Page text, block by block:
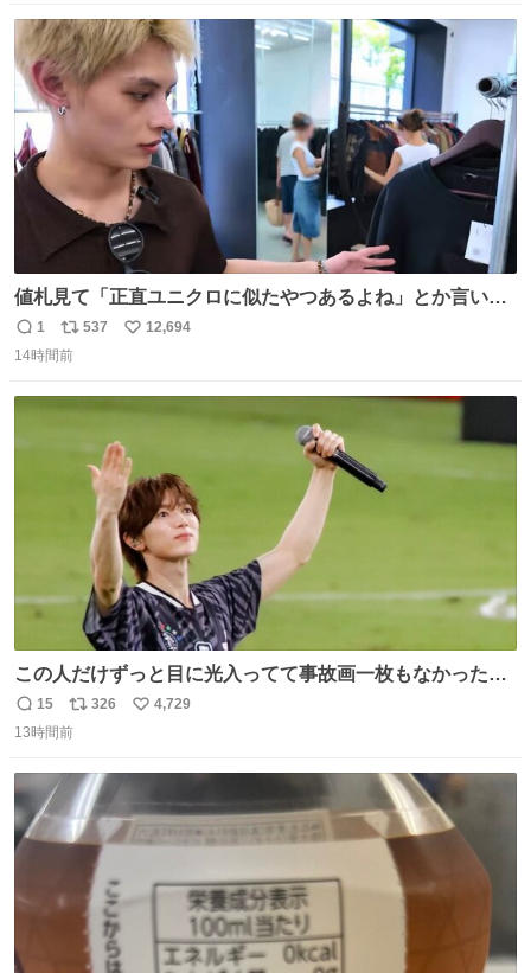
ト
数
数
値札見て「正直ユニクロに似たやつあるよね」とか言い出
すの好きすぎるWWWWWWWWWWWWW こちら側と同じ
感覚助かる🙂‍↕️🙂‍↕️🙂‍↕️
返
信
1
リ
ポ
ト
537
い
数
12,694
14時間前
この人だけずっと目に光入ってて事故画一枚もなかったす
ごい #TravisJapan #Jリーグ
返
信
15
リ
ポ
ト
数
326
い
4,729
13時間前